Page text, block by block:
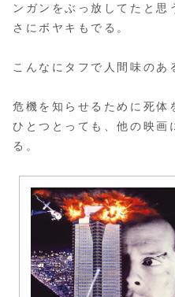
ンガンをぶっ放してたと思
さにボヤキもでる。
こんなにタフで人間味のあ
危機を知らせるために死体
ひとつとっても、他の映画
る。